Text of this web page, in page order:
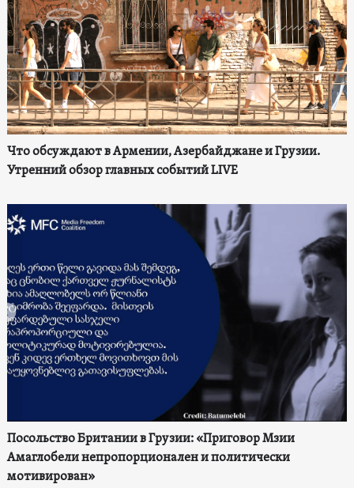
Что обсуждают в Армении, Азербайджане и Грузии.
Утренний обзор главных событий LIVE
Посольство Британии в Грузии: «Приговор Мзии
Амаглобели непропорционален и политически
мотивирован»